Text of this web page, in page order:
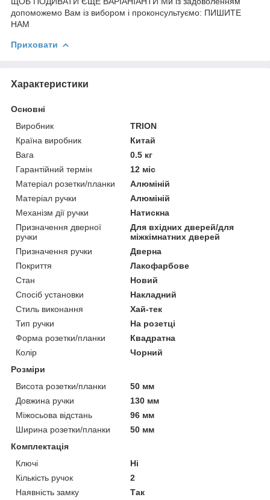
допоможемо Вам із вибором і проконсультуємо: ПИШИТЕ
НАМ
Приховати
Характеристики
Основні
Виробник
TRION
Країна виробник
Китай
Вага
0.5 кг
Гарантійний термін
12 міс
Матеріал розетки/планки
Алюміній
Матеріал ручки
Алюміній
Механізм дії ручки
Натискна
Призначення дверної
ручки
Для вхідних дверей/для
міжкімнатних дверей
Призначення ручки
Дверна
Покриття
Лакофарбове
Стан
Новий
Спосіб установки
Накладний
Стиль виконання
Хай-тек
Тип ручки
На розетці
Форма розетки/планки
Квадратна
Колір
Чорний
Розміри
Висота розетки/планки
50 мм
Довжина ручки
130 мм
Міжосьова відстань
96 мм
Ширина розетки/планки
50 мм
Комплектація
Ключі
Ні
Кількість ручок
2
Наявність замку
Так